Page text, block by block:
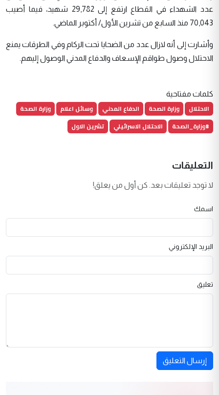
عدد الشهداء في القطاع ارتفع إلى 29,782 شهيد، فيما أصيب
70,043 منذ السابع من تشرين الأول/ أكتوبر الماضي.
وأشارت إلى أنه لازال عدد من الضحايا تحت الركام وفي الطرقات يمنع
الاحتلال وصول طواقم الإسعاف والدفاع المدني الوصول إليهم.
كلمات مفتاحية
الاحتلال وزارة الصحة الدفاع المدني وسائل اعلام
وزارة الصحة
#وزارة_الصحة
الاحتلال الاسرائيلي تشرين الاول
التعليقات
لا توجد تعليقات بعد. كن أول من يعلق!
اسمك
البريد الإلكتروني
تعليق
إرسال التعليق